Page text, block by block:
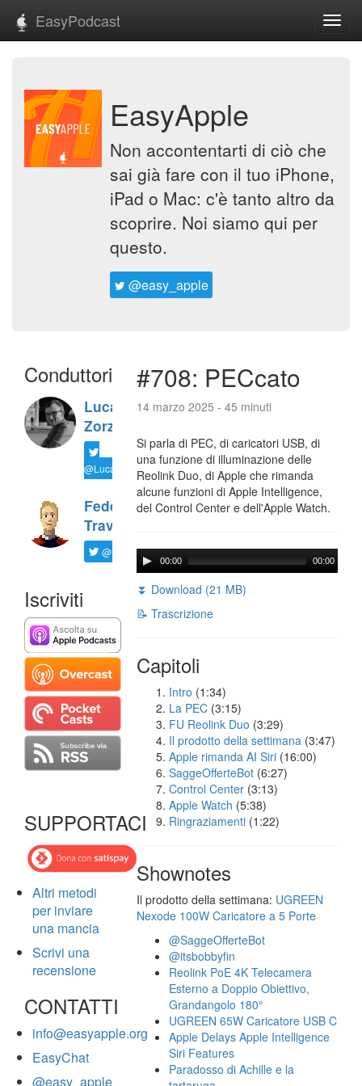
EasyPodcast
EasyApple
Non accontentarti di ciò che
sai già fare con il tuo iPhone,
iPad o Mac: c'è tanto altro da
scoprire. Noi siamo qui per
questo.
@easy_apple
Conduttori
Luca
Zorzi
@LucaTNT
Federico
Travaini
@ftrava
Iscriviti
SUPPORTACI
Altri metodi
per inviare
una mancia
Scrivi una
recensione
CONTATTI
info@easyapple.org
EasyChat
@easy_apple
#708: PECcato
14 marzo 2025 - 45 minuti
Si parla di PEC, di caricatori USB, di
una funzione di illuminazione delle
Reolink Duo, di Apple che rimanda
alcune funzioni di Apple Intelligence,
del Control Center e dell'Apple Watch.
00:00 00:00
⏬ Download (21 MB)
📝 Trascrizione
Capitoli
Intro (1:34)
La PEC (3:15)
FU Reolink Duo (3:29)
Il prodotto della settimana (3:47)
Apple rimanda AI Siri (16:00)
SaggeOfferteBot (6:27)
Control Center (3:13)
Apple Watch (5:38)
Ringraziamenti (1:22)
Shownotes
Il prodotto della settimana: UGREEN
Nexode 100W Caricatore a 5 Porte
@SaggeOfferteBot
@itsbobbyfin
Reolink PoE 4K Telecamera
Esterno a Doppio Obiettivo,
Grandangolo 180°
UGREEN 65W Caricatore USB C
Apple Delays Apple Intelligence
Siri Features
Paradosso di Achille e la